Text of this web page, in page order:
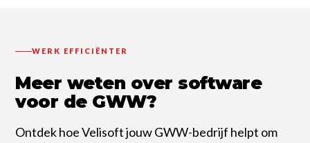
WERK EFFICIËNTER
Meer weten over software
voor de GWW?
Ontdek hoe Velisoft jouw GWW-bedrijf helpt om